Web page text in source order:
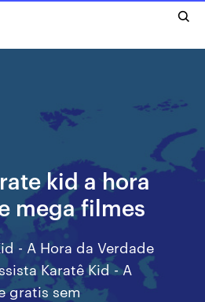
kid a hora
mega filmes
- A Hora da Verdade
Karatê Kid - A
gratis sem